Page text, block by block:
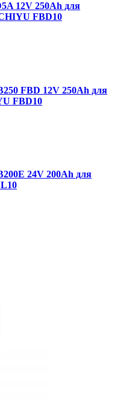
12V 250Ah для
FBD10
FBD 12V 250Ah для
FBD10
24V 200Ah для